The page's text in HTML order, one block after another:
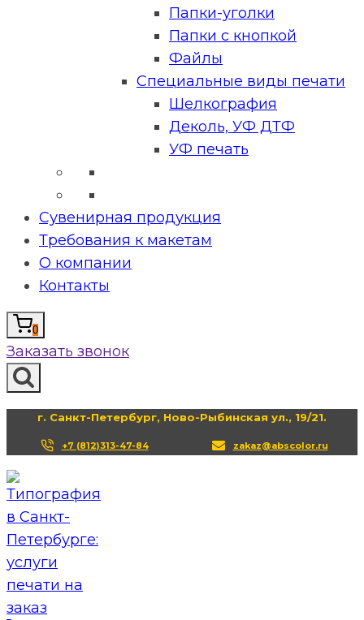
Папки-уголки
Папки с кнопкой
Файлы
Специальные виды печати
Шелкография
Деколь, УФ ДТФ
УФ печать
Сувенирная продукция
Требования к макетам
О компании
Контакты
0
Заказать звонок
г. Санкт-Петербург, Ново-Рыбинская ул., 19/21.
+7 (812)313-47-84 zakaz@abscolor.ru